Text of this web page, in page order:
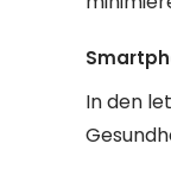
In den